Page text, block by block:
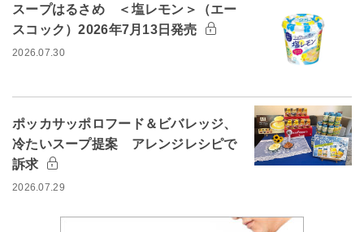
スープはるさめ ＜塩レモン＞（エー
スコック）2026年7月13日発売
2026.07.30
ポッカサッポロフード＆ビバレッジ、
冷たいスープ提案 アレンジレシピで
訴求
2026.07.29